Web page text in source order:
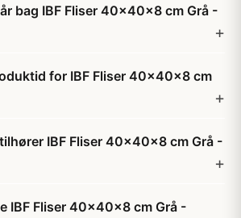
bag IBF Fliser 40x40x8 cm Grå -
for IBF Fliser 40x40x8 cm
IBF Fliser 40x40x8 cm Grå -
IBF Fliser 40x40x8 cm Grå -